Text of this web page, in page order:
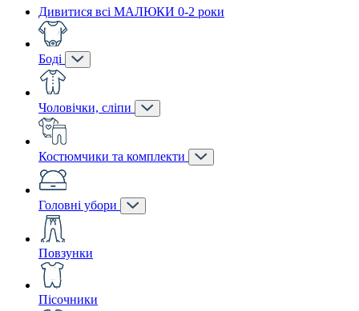
Дивитися всі МАЛЮКИ 0-2 роки
Боді
Чоловічки, сліпи
Костюмчики та комплекти
Головні убори
Повзунки
Пісочники